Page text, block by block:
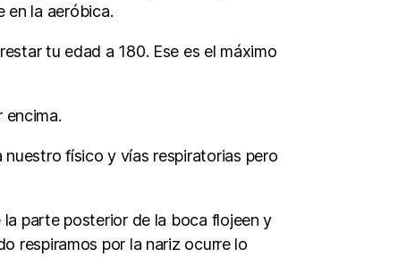
en la aeróbica.
tu edad a 180. Ese es el máximo
encima.
físico y vías respiratorias pero
parte posterior de la boca flojeen y
respiramos por la nariz ocurre lo